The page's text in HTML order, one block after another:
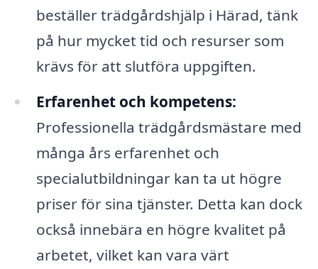
beställer trädgårdshjälp i Härad, tänk
på hur mycket tid och resurser som
krävs för att slutföra uppgiften.
Erfarenhet och kompetens:
Professionella trädgårdsmästare med
många års erfarenhet och
specialutbildningar kan ta ut högre
priser för sina tjänster. Detta kan dock
också innebära en högre kvalitet på
arbetet, vilket kan vara värt